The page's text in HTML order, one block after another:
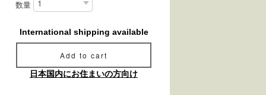
数量
International shipping available
Add to cart
日本国内にお住まいの方向け